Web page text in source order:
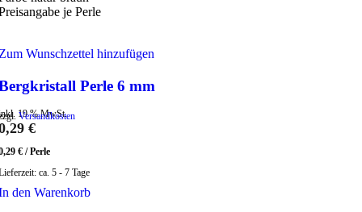
je Perle
Wunschzettel hinzufügen
Perle 6 mm
19 % MwSt.
Versandkosten
€
€ /Perle
ca. 5 - 7 Tage
den Warenkorb